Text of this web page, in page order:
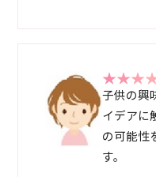
子供の興
イデアに
の可能性
す。